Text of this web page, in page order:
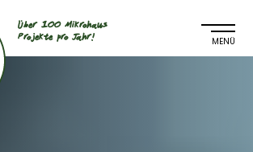
Über 100 Mikrohaus
Projekte pro Jahr!